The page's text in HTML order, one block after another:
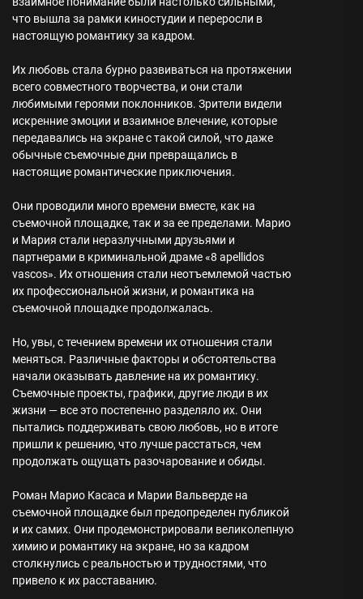
что вышла за рамки киностудии и переросли в
настоящую романтику за кадром.
Их любовь стала бурно развиваться на протяжении
всего совместного творчества, и они стали
любимыми героями поклонников. Зрители видели
искренние эмоции и взаимное влечение, которые
передавались на экране с такой силой, что даже
обычные съемочные дни превращались в
настоящие романтические приключения.
Они проводили много времени вместе, как на
съемочной площадке, так и за ее пределами. Марио
и Мария стали неразлучными друзьями и
партнерами в криминальной драме «8 apellidos
vascos». Их отношения стали неотъемлемой частью
их профессиональной жизни, и романтика на
съемочной площадке продолжалась.
Но, увы, с течением времени их отношения стали
меняться. Различные факторы и обстоятельства
начали оказывать давление на их романтику.
Съемочные проекты, графики, другие люди в их
жизни — все это постепенно разделяло их. Они
пытались поддерживать свою любовь, но в итоге
пришли к решению, что лучше расстаться, чем
продолжать ощущать разочарование и обиды.
Роман Марио Касаса и Марии Вальверде на
съемочной площадке был предопределен публикой
и их самих. Они продемонстрировали великолепную
химию и романтику на экране, но за кадром
столкнулись с реальностью и трудностями, что
привело к их расставанию.